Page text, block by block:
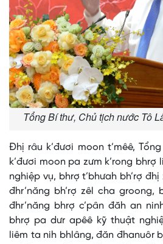
Tổng Bí thư, Chủ tịch nước Tô
Đhị râu k’đươi moon t’mêê,
k’đươi moon pa zưm k’rong bhrợ
nghiệp vụ, bhrợ t’bhưah bh’rợ đhị
đhr’năng bh’rợ zêl cha
đhr’năng bhrợ c’pân đăh an
bhrợ pa dưr apêê kỹ thuật
liêm ta nih bhlâng, đăn đhanuôr